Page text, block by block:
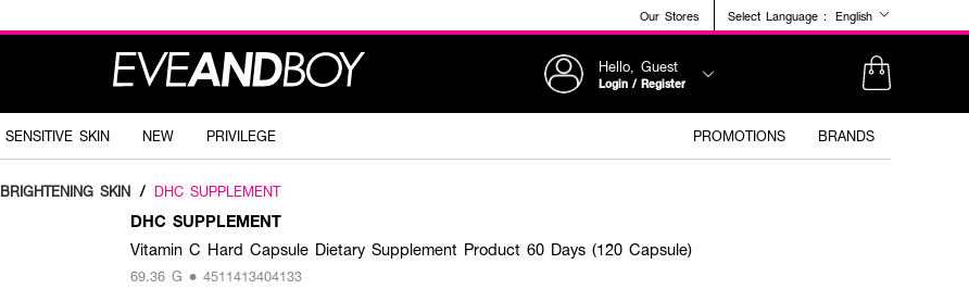
Our Stores Select Language : English
Hello, Guest
Login / Register
SENSITIVE SKIN NEW PRIVILEGE PROMOTIONS BRANDS
BRIGHTENING SKIN / DHC SUPPLEMENT
DHC SUPPLEMENT
Vitamin C Hard Capsule Dietary Supplement Product 60 Days (120 Capsule)
69.36 G • 4511413404133